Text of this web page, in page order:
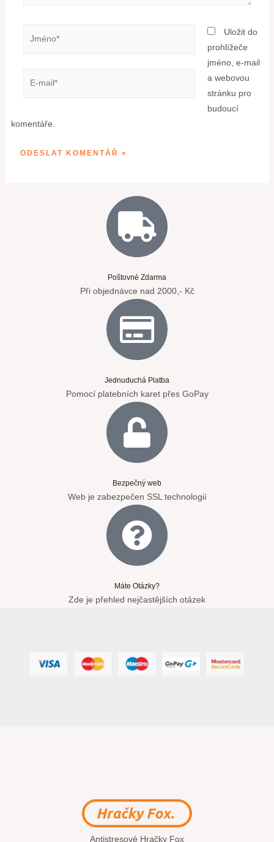
Uložit do
prohlížeče
jméno, e-mail
a webovou
stránku pro
budoucí
komentáře.
Poštovné Zdarma
Při objednávce nad 2000,- Kč
Jednuduchá Platba
Pomocí platebních karet přes GoPay
Bezpečný web
Web je zabezpečen SSL technologií
Máte Otázky?
Zde je přehled nejčastějších otázek
Antistresové Hračky Fox